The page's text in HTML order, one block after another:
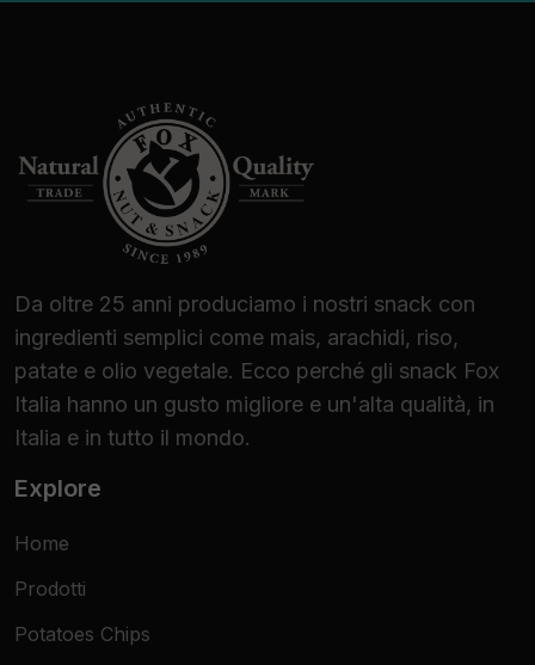
Da oltre 25 anni produciamo i nostri snack con
ingredienti semplici come mais, arachidi, riso,
patate e olio vegetale. Ecco perché gli snack Fox
Italia hanno un gusto migliore e un'alta qualità, in
Italia e in tutto il mondo.
Explore
Home
Prodotti
Potatoes Chips